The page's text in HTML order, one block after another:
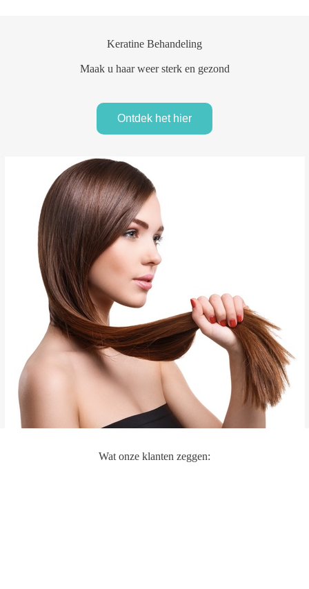
Keratine Behandeling
Maak u haar weer sterk en gezond
Ontdek het hier
Wat onze klanten zeggen: